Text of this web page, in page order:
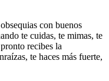
con buenos
te cuidas, te mimas, te
recibes la
te haces más fuerte,